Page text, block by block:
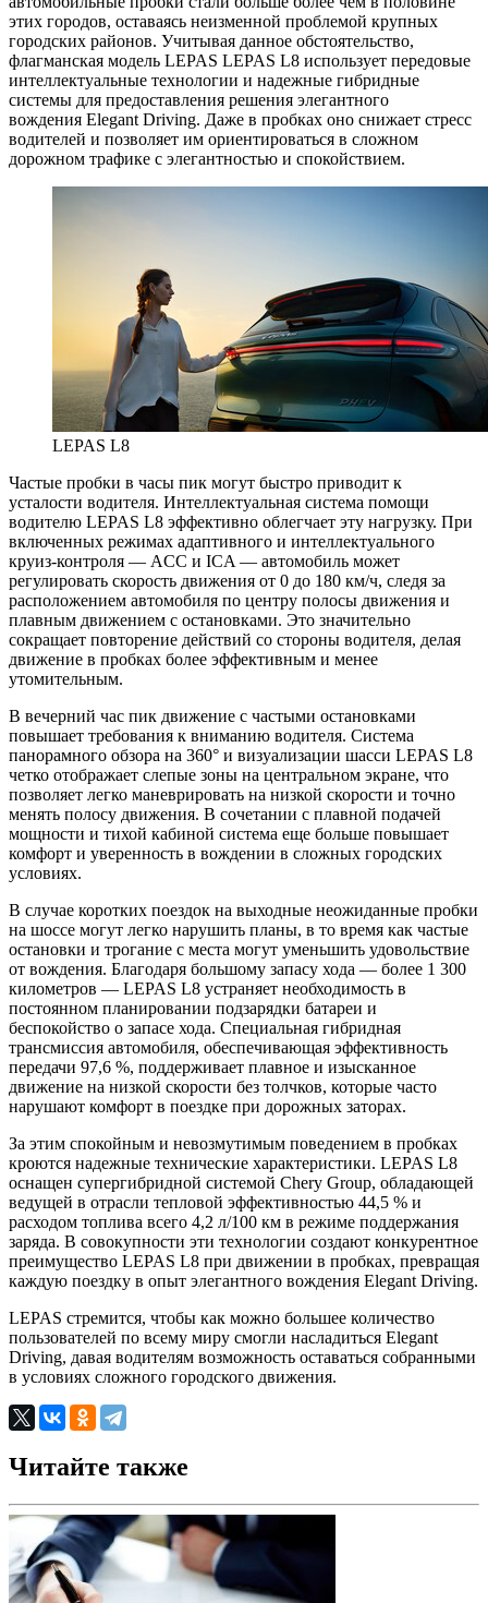
этих городов, оставаясь неизменной проблемой крупных
городских районов. Учитывая данное обстоятельство,
флагманская модель LEPAS LEPAS L8 использует передовые
интеллектуальные технологии и надежные гибридные
системы для предоставления решения элегантного
вождения Elegant Driving. Даже в пробках оно снижает стресс
водителей и позволяет им ориентироваться в сложном
дорожном трафике с элегантностью и спокойствием.
LEPAS L8
Частые пробки в часы пик могут быстро приводит к
усталости водителя. Интеллектуальная система помощи
водителю LEPAS L8 эффективно облегчает эту нагрузку. При
включенных режимах адаптивного и интеллектуального
круиз-контроля — ACC и ICA — автомобиль может
регулировать скорость движения от 0 до 180 км/ч, следя за
расположением автомобиля по центру полосы движения и
плавным движением с остановками. Это значительно
сокращает повторение действий со стороны водителя, делая
движение в пробках более эффективным и менее
утомительным.
В вечерний час пик движение с частыми остановками
повышает требования к вниманию водителя. Система
панорамного обзора на 360° и визуализации шасси LEPAS L8
четко отображает слепые зоны на центральном экране, что
позволяет легко маневрировать на низкой скорости и точно
менять полосу движения. В сочетании с плавной подачей
мощности и тихой кабиной система еще больше повышает
комфорт и уверенность в вождении в сложных городских
условиях.
В случае коротких поездок на выходные неожиданные пробки
на шоссе могут легко нарушить планы, в то время как частые
остановки и трогание с места могут уменьшить удовольствие
от вождения. Благодаря большому запасу хода — более 1 300
километров — LEPAS L8 устраняет необходимость в
постоянном планировании подзарядки батареи и
беспокойство о запасе хода. Специальная гибридная
трансмиссия автомобиля, обеспечивающая эффективность
передачи 97,6 %, поддерживает плавное и изысканное
движение на низкой скорости без толчков, которые часто
нарушают комфорт в поездке при дорожных заторах.
За этим спокойным и невозмутимым поведением в пробках
кроются надежные технические характеристики. LEPAS L8
оснащен супергибридной системой Chery Group, обладающей
ведущей в отрасли тепловой эффективностью 44,5 % и
расходом топлива всего 4,2 л/100 км в режиме поддержания
заряда. В совокупности эти технологии создают конкурентное
преимущество LEPAS L8 при движении в пробках, превращая
каждую поездку в опыт элегантного вождения Elegant Driving.
LEPAS стремится, чтобы как можно большее количество
пользователей по всему миру смогли насладиться Elegant
Driving, давая водителям возможность оставаться собранными
в условиях сложного городского движения.
Читайте также